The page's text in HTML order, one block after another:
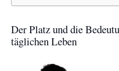
Der Platz und die
täglichen Leben